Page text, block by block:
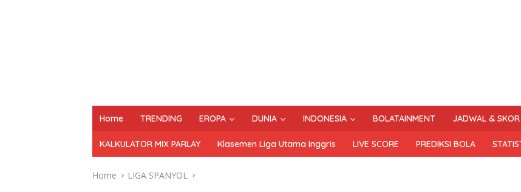
Home TRENDING EROPA DUNIA INDONESIA BOLATAINMENT JADWAL & SKOR
KALKULATOR MIX PARLAY Klasemen Liga Utama Inggris LIVE SCORE PREDIKSI BOLA
Home LIGA SPANYOL